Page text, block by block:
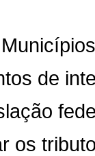
de
os